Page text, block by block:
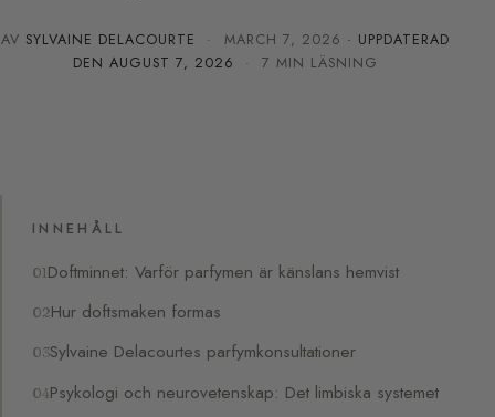
AV SYLVAINE DELACOURTE · MARCH 7, 2026 · UPPDATERAD
DEN AUGUST 7, 2026 · 7 MIN LÄSNING
INNEHÅLL
Doftminnet: Varför parfymen är känslans hemvist
Hur doftsmaken formas
Sylvaine Delacourtes parfymkonsultationer
Psykologi och neurovetenskap: Det limbiska systemet